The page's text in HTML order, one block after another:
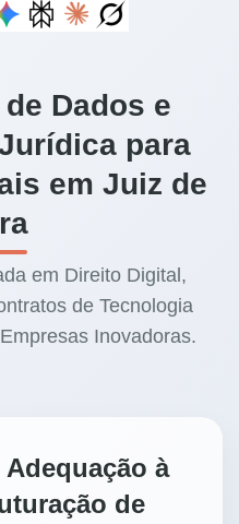
Dados e
para
em Juiz de
em Direito Digital,
de Tecnologia
Inovadoras.
à
de